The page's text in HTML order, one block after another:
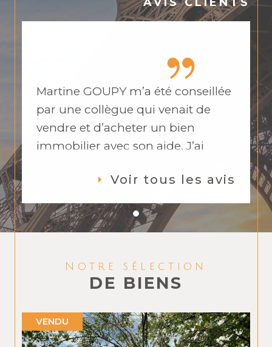
chances de vendre au meilleur prix ou de
Martine GOUPY m’a été conseillée
par une collègue qui venait de
vendre et d’acheter un bien
immobilier avec son aide. J’ai
son professionnalisme. Martine a
toujours été de bons conseils et a
travaillé en collaboration avec
l’autre agence que j’avais déjà
appartement. Lors de mes doutes
sur mon estimation, elle a su me
rassurer sur la valeur de mon bien
et m’a conseillé d’attendre pour
Voir tous les avis
Notre sélection
DE BIENS
VENDU